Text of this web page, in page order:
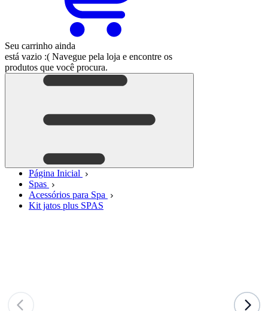
Seu carrinho ainda
está vazio :( Navegue pela loja e encontre os
produtos que você procura.
Página Inicial
Spas
Acessórios para Spa
Kit jatos plus SPAS